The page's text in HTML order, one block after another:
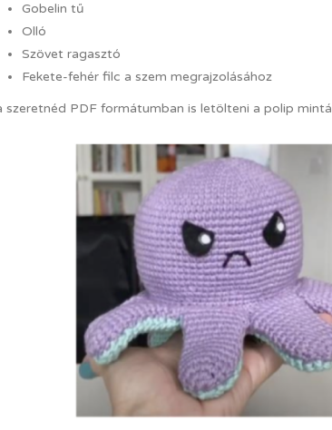
Gobelin tű
Olló
Szövet ragasztó
Fekete-fehér filc a szem megrajzolásához
szeretnéd PDF formátumban is letölteni a polip